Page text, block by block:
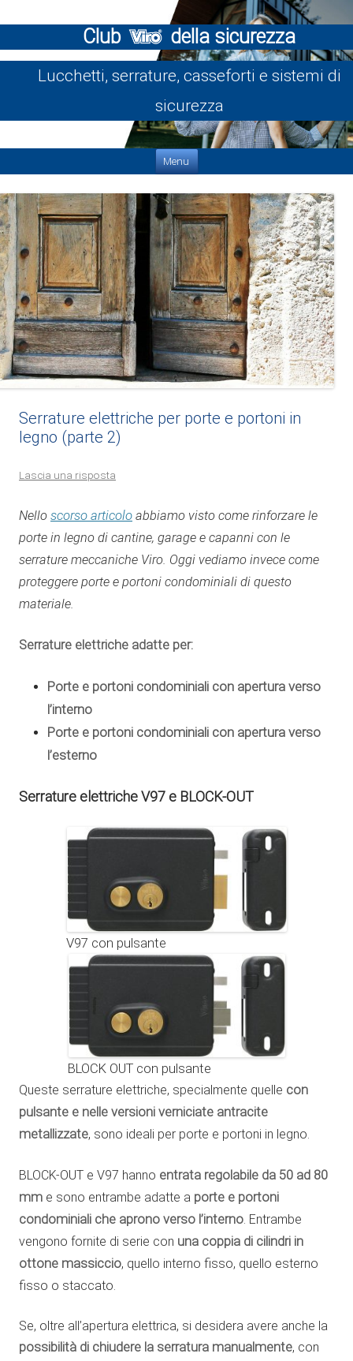
Club della sicurezza
Lucchetti, serrature, casseforti e sistemi di
sicurezza
Menu
Serrature elettriche per porte e portoni in
legno (parte 2)
Lascia una risposta
Nello scorso articolo abbiamo visto come rinforzare le
porte in legno di cantine, garage e capanni con le
serrature meccaniche Viro. Oggi vediamo invece come
proteggere porte e portoni condominiali di questo
materiale.
Serrature elettriche adatte per:
Porte e portoni condominiali con apertura verso
l’interno
Porte e portoni condominiali con apertura verso
l’esterno
Serrature elettriche V97 e BLOCK-OUT
V97 con pulsante
BLOCK OUT con pulsante
Queste serrature elettriche, specialmente quelle con
pulsante e nelle versioni verniciate antracite
metallizzate, sono ideali per porte e portoni in legno.
BLOCK-OUT e V97 hanno entrata regolabile da 50 ad 80
mm e sono entrambe adatte a porte e portoni
condominiali che aprono verso l’interno. Entrambe
vengono fornite di serie con una coppia di cilindri in
ottone massiccio, quello interno fisso, quello esterno
fisso o staccato.
Se, oltre all’apertura elettrica, si desidera avere anche la
possibilità di chiudere la serratura manualmente, con